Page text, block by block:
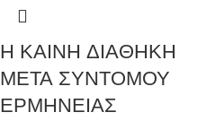
Η ΚΑΙΝΗ ΔΙΑΘΗΚΗ
ΜΕΤΑ ΣΥΝΤΟΜΟΥ
ΕΡΜΗΝΕΙΑΣ